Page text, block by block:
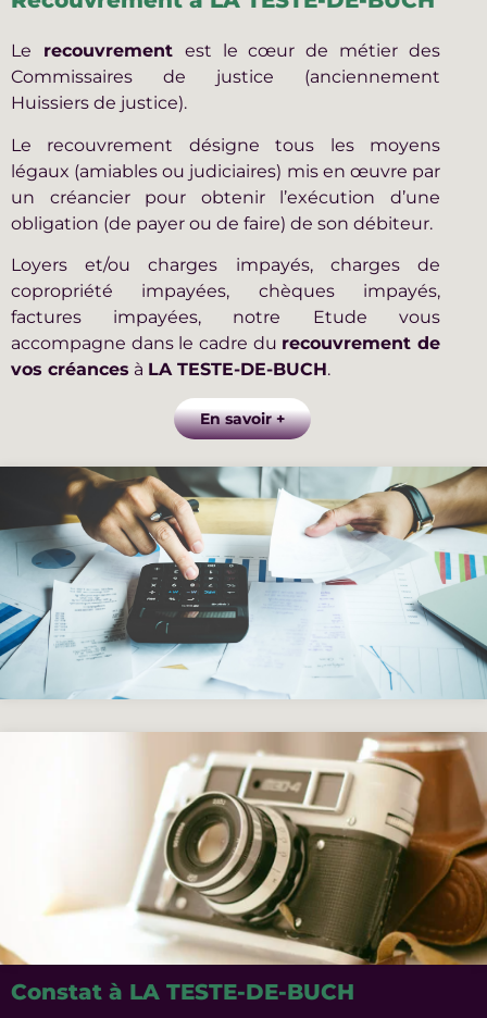
Le recouvrement est le cœur de métier des
Commissaires de justice (anciennement
Huissiers de justice).
Le recouvrement désigne tous les moyens
légaux (amiables ou judiciaires) mis en œuvre par
un créancier pour obtenir l’exécution d’une
obligation (de payer ou de faire) de son débiteur.
Loyers et/ou charges impayés, charges de
copropriété impayées, chèques impayés,
factures impayées, notre Etude vous
accompagne dans le cadre du recouvrement de
vos créances à LA TESTE-DE-BUCH.
En savoir +
Constat à LA TESTE-DE-BUCH